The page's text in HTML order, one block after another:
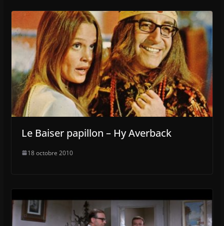
Le Baiser papillon – Hy Averback
18 octobre 2010